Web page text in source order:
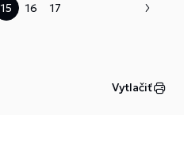
15 16 17
Vytlačiť